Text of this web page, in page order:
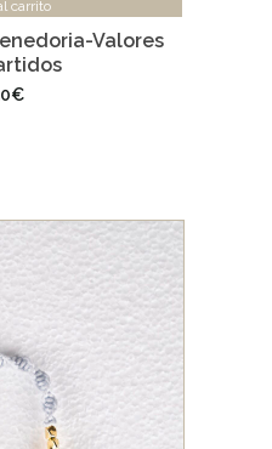
carrito
Valores
€